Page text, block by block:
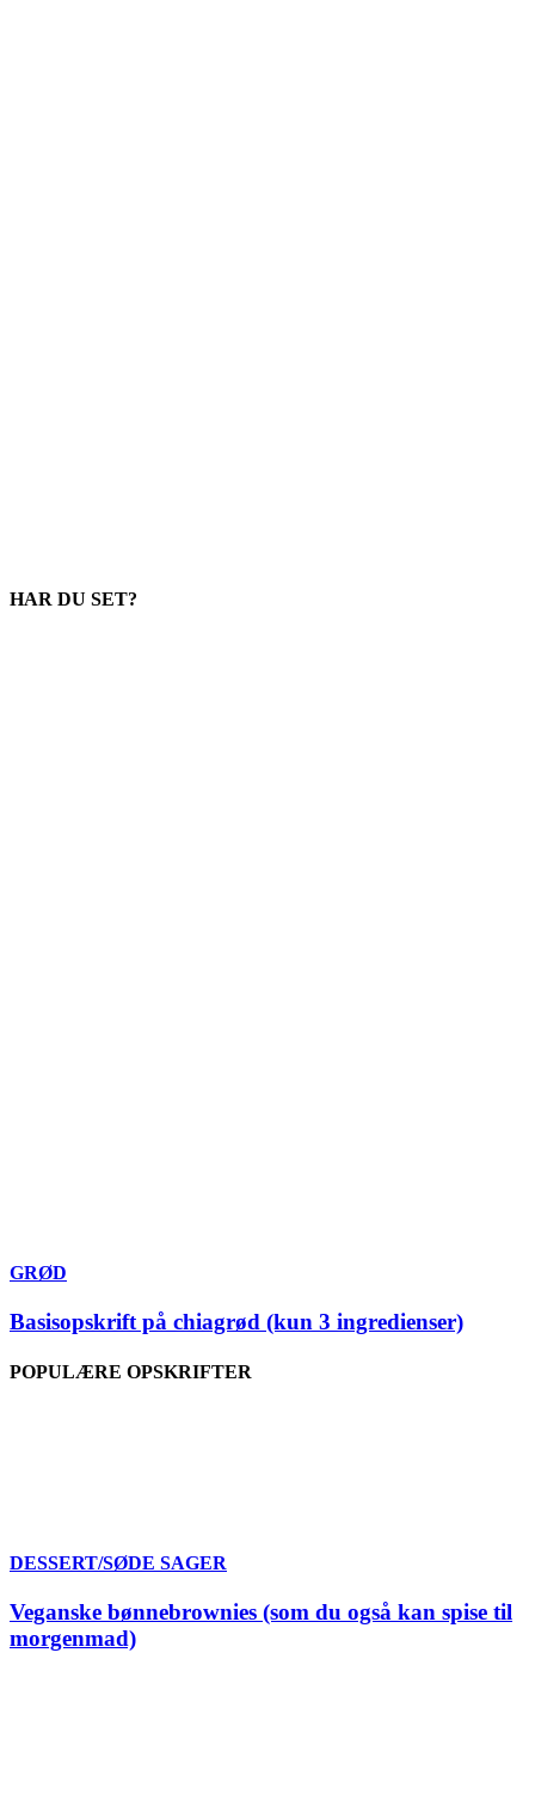
HAR DU SET?
GRØD
Basisopskrift på chiagrød (kun 3 ingredienser)
POPULÆRE OPSKRIFTER
DESSERT/SØDE SAGER
Veganske bønnebrownies (som du også kan spise til
morgenmad)